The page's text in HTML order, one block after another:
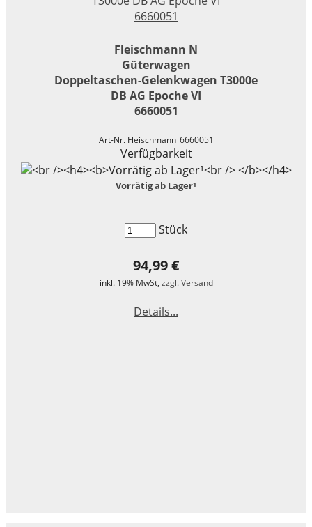
Fleischmann N
Güterwagen
Doppeltaschen-Gelenkwagen T3000e
DB AG Epoche VI
6660051
Art-Nr. Fleischmann_6660051
Verfügbarkeit
Vorrätig ab Lager¹
Stück
94,99 €
inkl. 19% MwSt, zzgl. Versand
Details...